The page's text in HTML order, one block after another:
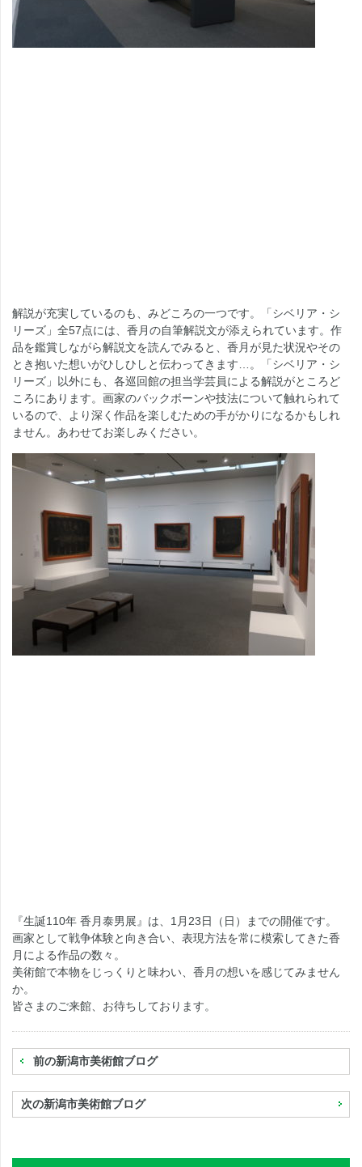
解説が充実しているのも、みどころの一つです。「シベリア・シ
リーズ」全57点には、香月の自筆解説文が添えられています。作
品を鑑賞しながら解説文を読んでみると、香月が見た状況やその
とき抱いた想いがひしひしと伝わってきます…。「シベリア・シ
リーズ」以外にも、各巡回館の担当学芸員による解説がところど
ころにあります。画家のバックボーンや技法について触れられて
いるので、より深く作品を楽しむための手がかりになるかもしれ
ません。あわせてお楽しみください。
『生誕110年 香月泰男展』は、1月23日（日）までの開催です。
画家として戦争体験と向き合い、表現方法を常に模索してきた香
月による作品の数々。
美術館で本物をじっくりと味わい、香月の想いを感じてみません
か。
皆さまのご来館、お待ちしております。
前の新潟市美術館ブログ
次の新潟市美術館ブログ